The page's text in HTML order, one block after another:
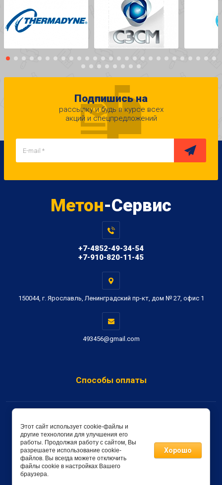
Подпишись на
рассылку и будь в курсе всех
акций и спецпредложений
Метон-Сервис
+7-4852-49-34-54
+7-910-820-11-45
150044, г. Ярославль, Ленинградский пр-кт, дом № 27, офис 1
493456@gmail.com
Способы оплаты
Copyright © 2019 - 2026 Метон-Сервис
создать интернет магазин
Этот сайт использует cookie-файлы и
другие технологии для улучшения его
работы. Продолжая работу с сайтом, Вы
разрешаете использование cookie-
файлов. Вы всегда можете отключить
файлы cookie в настройках Вашего
браузера.
Хорошо